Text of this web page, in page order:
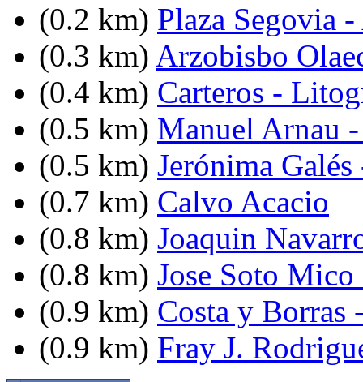
(0.2 km) Plaza Segovia
(0.3 km) Arzobisbo
(0.4 km) Carteros -
(0.5 km) Manuel Arnau
(0.5 km) Jerónima
(0.7 km) Calvo Acacio
(0.8 km) Joaquin
(0.8 km) Jose Soto
(0.9 km) Costa y Borras
(0.9 km) Fray J.